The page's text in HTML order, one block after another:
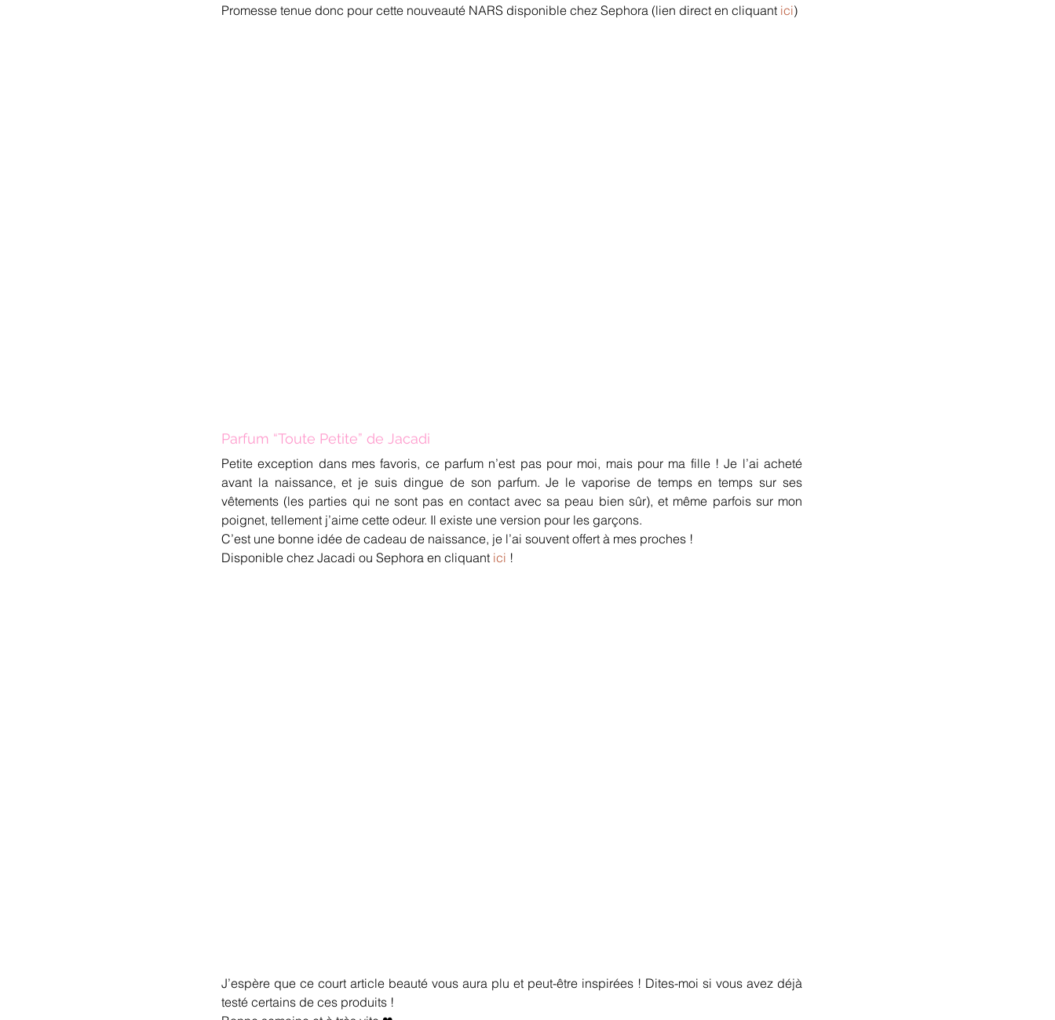
Promesse tenue donc pour cette nouveauté NARS disponible chez Sephora (lien direct en cliquant ici)
Parfum “Toute Petite” de Jacadi
Petite exception dans mes favoris, ce parfum n’est pas pour moi, mais pour ma fille ! Je l’ai acheté
avant la naissance, et je suis dingue de son parfum. Je le vaporise de temps en temps sur ses
vêtements (les parties qui ne sont pas en contact avec sa peau bien sûr), et même parfois sur mon
poignet, tellement j’aime cette odeur. Il existe une version pour les garçons.
C’est une bonne idée de cadeau de naissance, je l’ai souvent offert à mes proches !
Disponible chez Jacadi ou Sephora en cliquant ici !
J’espère que ce court article beauté vous aura plu et peut-être inspirées ! Dites-moi si vous avez déjà
testé certains de ces produits !